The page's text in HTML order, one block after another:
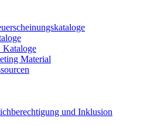
Kataloge
Material
und Inklusion